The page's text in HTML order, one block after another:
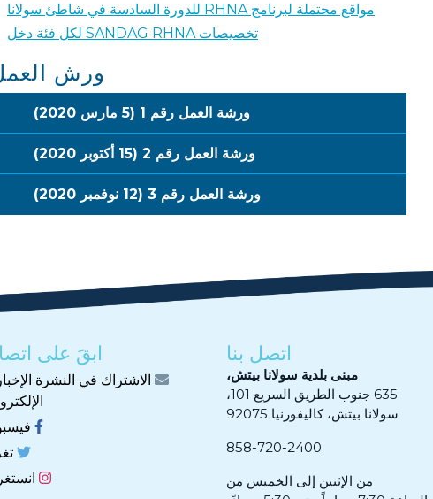
مواقع محتملة لبرنامج RHNA للدورة السادسة في شاطئ سولانا
تخصيصات SANDAG RHNA لكل فئة دخل
ورش
ورشة العمل رقم 1 (5 مارس 2020)
ورشة العمل رقم 2 (15 أكتوبر 2020)
ورشة العمل رقم 3 (12 نوفمبر 2020)
اتصل بنا
مبنى بلدية سولانا بيتش،
635 جنوب الطريق السريع 101،
سولانا بيتش، كاليفورنيا 92075
858-720-2400
من الإثنين إلى الخميس من
ابقَ على
الاشتراك في النشرة